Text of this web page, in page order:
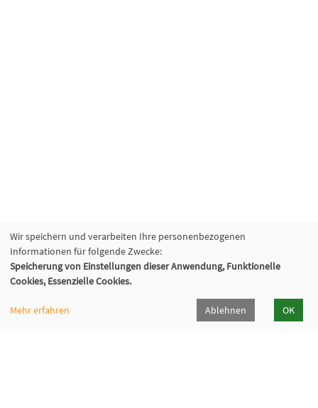
Wir speichern und verarbeiten Ihre personenbezogenen
Informationen für folgende Zwecke:
Speicherung von Einstellungen dieser Anwendung, Funktionelle
Cookies, Essenzielle Cookies.
Mehr erfahren Ablehnen OK